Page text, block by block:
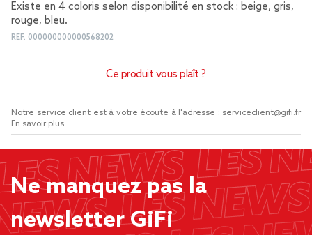
Existe en 4 coloris selon disponibilité en stock : beige, gris,
rouge, bleu.
REF. 000000000000568202
Ce produit vous plaît ?
Notre service client est à votre écoute à l'adresse : serviceclient@gifi.fr
En savoir plus...
Ne manquez pas la
newsletter GiFi